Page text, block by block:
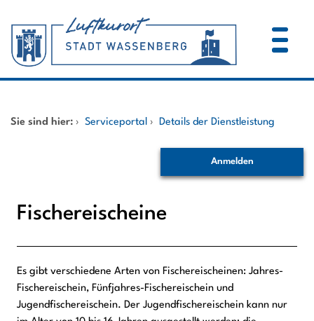
Dienstleistungen A-Z
Sie sind hier: › Serviceportal › Details der Dienstleistung
Anmelden
Fischereischeine
Beschreibung
Es gibt verschiedene Arten von Fischereischeinen: Jahres-
Fischereischein, Fünfjahres-Fischereischein und
Jugendfischereischein. Der Jugendfischereischein kann nur